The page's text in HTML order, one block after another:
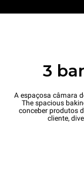
3
A espaçosa câmara
The spacious
conceber produtos
cliente,